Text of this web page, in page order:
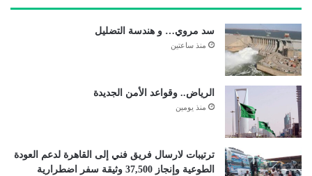
سد مروي… و هندسة التضليل
منذ ساعتين
الرياض.. وقواعد الأمن الجديدة
منذ يومين
ترتيبات لارسال فريق فني إلى القاهرة لدعم العودة
الطوعية وإنجاز 37,500 وثيقة سفر اضطرارية